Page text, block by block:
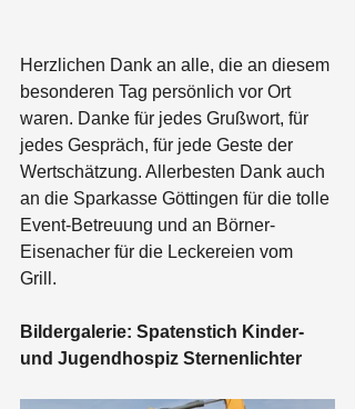
Herzlichen Dank an alle, die an diesem
besonderen Tag persönlich vor Ort
waren. Danke für jedes Grußwort, für
jedes Gespräch, für jede Geste der
Wertschätzung. Allerbesten Dank auch
an die Sparkasse Göttingen für die tolle
Event-Betreuung und an Börner-
Eisenacher für die Leckereien vom
Grill.
Bildergalerie: Spatenstich Kinder-
und Jugendhospiz Sternenlichter